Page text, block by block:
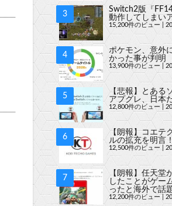
Switch2版『
動作してしまい
15,200件のビュー |
ポケモン、意外
かった事が判明
13,900件のビュー
【悲報】とある
アプグレ、日本
12,800件のビュー
【朗報】コエテ
ルの拡充を明言
12,500件のビュー
【朗報】任天堂
したことがゲー
ったと海外で話
12,200件のビュー|